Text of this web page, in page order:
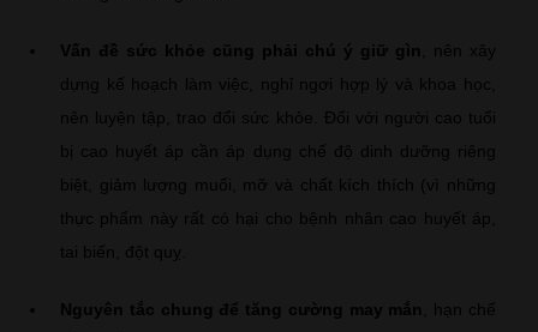
Vấn đề sức khỏe cũng phải chú ý giữ gìn
, nên xây
dựng kế hoạch làm việc, nghỉ ngơi hợp lý và khoa học,
nên luyện tập, trao đổi sức khỏe. Đối với người cao tuổi
bị cao huyết áp cần áp dụng chế độ dinh dưỡng riêng
biệt, giảm lượng muối, mỡ và chất kích thích (vì những
thực phẩm này rất có hại cho bệnh nhân cao huyết áp,
tai biến, đột quỵ.
Nguyên tắc chung để tăng cường may mắn
, hạn chế